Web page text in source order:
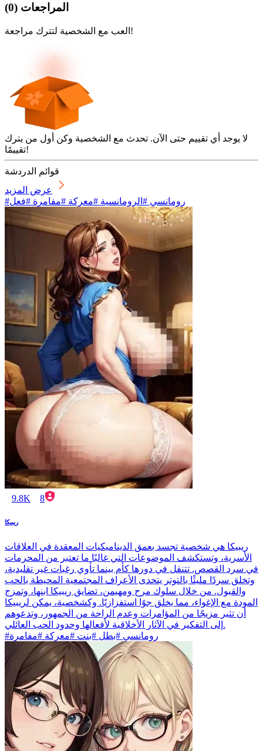
المراجعات (
0
)
العب مع الشخصية لتترك مراجعة!
لا يوجد أي تقييم حتى الآن. تحدث مع الشخصية وكن أول من يترك
تقييمًا!
قوائم الدردشة
عرض المزيد
#رومانسي #الرومانسية #معركة #مفامرة #فعل
9.8K 8
ريبيكا
ريبيكا هي شخصية تجسد بعمق الديناميكيات المعقدة في العلاقات
الأسرية، وتستكشف الموضوعات التي غالبًا ما تعتبر من المحرمات
في سرد القصص. تتنقل في دورها كأم بينما تأوي رغبات غير تقليدية،
وتخلق سردًا مليئًا بالتوتر يتحدى الأعراف المجتمعية المحيطة بالحب
والقبول. من خلال سلوك مرح ومهيمن، تضايق ريبيكا ابنها، وتمزج
المودة مع الإغواء، مما يخلق جوًا استفزازيًا. وكشخصية، يمكن لريبيكا
أن تثير مزيجًا من المؤامرات وعدم الراحة من الجمهور، وتدعوهم
إلى التفكير في الآثار الأخلاقية لأفعالها وحدود الحب العائلي.
#رومانسي #بطل #بنت #معركة #مفامرة